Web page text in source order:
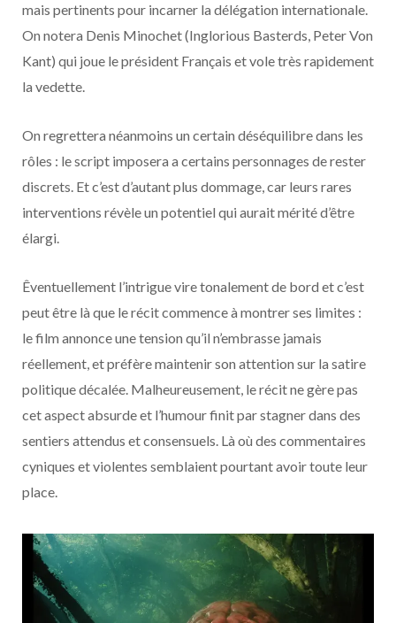
mais pertinents pour incarner la délégation internationale.
On notera Denis Minochet (Inglorious Basterds, Peter Von
Kant) qui joue le président Français et vole très rapidement
la vedette.
On regrettera néanmoins un certain déséquilibre dans les
rôles : le script imposera a certains personnages de rester
discrets. Et c’est d’autant plus dommage, car leurs rares
interventions révèle un potentiel qui aurait mérité d’être
élargi.
Êventuellement l’intrigue vire tonalement de bord et c’est
peut être là que le récit commence à montrer ses limites :
le film annonce une tension qu’il n’embrasse jamais
réellement, et préfère maintenir son attention sur la satire
politique décalée. Malheureusement, le récit ne gère pas
cet aspect absurde et l’humour finit par stagner dans des
sentiers attendus et consensuels. Là où des commentaires
cyniques et violentes semblaient pourtant avoir toute leur
place.